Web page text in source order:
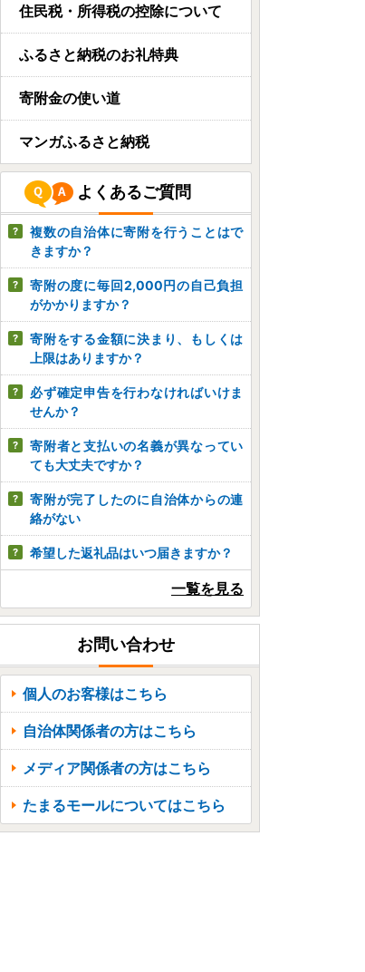
住民税・所得税の控除について
ふるさと納税のお礼特典
寄附金の使い道
マンガふるさと納税
よくあるご質問
複数の自治体に寄附を行うことはで
きますか？
寄附の度に毎回2,000円の自己負担
がかかりますか？
寄附をする金額に決まり、もしくは
上限はありますか？
必ず確定申告を行わなければいけま
せんか？
寄附者と支払いの名義が異なってい
ても大丈夫ですか？
寄附が完了したのに自治体からの連
絡がない
希望した返礼品はいつ届きますか？
一覧を見る
お問い合わせ
個人のお客様はこちら
自治体関係者の方はこちら
メディア関係者の方はこちら
たまるモールについてはこちら